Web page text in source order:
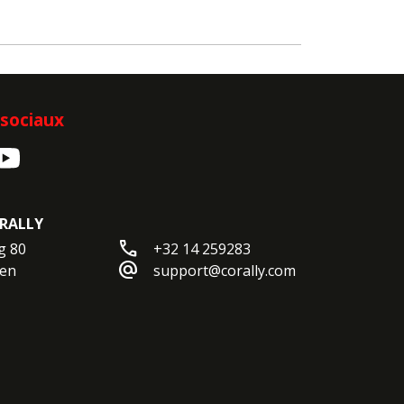
80
call +32 14 259283
alternate_email support@corally.com